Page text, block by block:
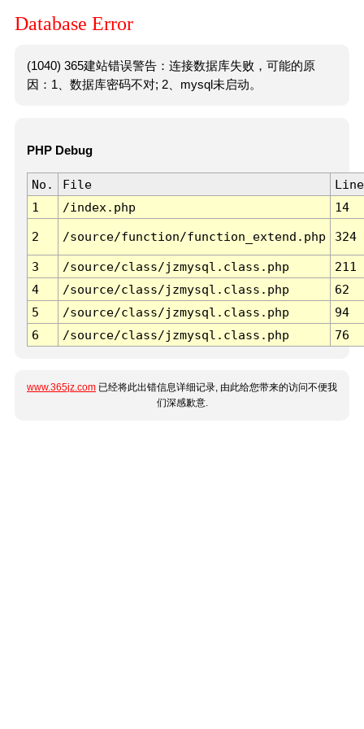
Database Error
(1040) 365建站错误警告：连接数据库失败，可能的原
因：1、数据库密码不对; 2、mysql未启动。
PHP Debug
No. File
Line
1
/index.php 14
2 /source/function/function_extend.php 324
3 /source/class/jzmysql.class.php
211
4
/source/class/jzmysql.class.php
62
5
/source/class/jzmysql.class.php
94
6
/source/class/jzmysql.class.php 76
www.365jz.com 已经将此出错信息详细记录, 由此给您带来的访问不便我
们深感歉意.